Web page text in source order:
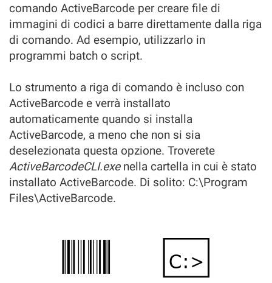
comando ActiveBarcode per creare file di
immagini di codici a barre direttamente dalla riga
di comando. Ad esempio, utilizzarlo in
programmi batch o script.
Lo strumento a riga di comando è incluso con
ActiveBarcode e verrà installato
automaticamente quando si installa
ActiveBarcode, a meno che non si sia
deselezionata questa opzione. Troverete
ActiveBarcodeCLI.exenella cartella in cui è stato
installato ActiveBarcode. Di solito: C:\Program
Files\ActiveBarcode.